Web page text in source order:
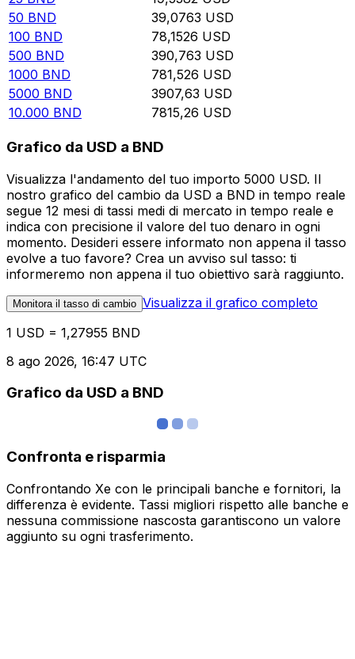
50 BND 39,0763 USD
100 BND 78,1526 USD
500 BND 390,763 USD
1000 BND 781,526 USD
5000 BND 3907,63 USD
10.000 BND 7815,26 USD
Grafico da USD a BND
Visualizza l'andamento del tuo importo 5000 USD. Il
nostro grafico del cambio da USD a BND in tempo reale
segue 12 mesi di tassi medi di mercato in tempo reale e
indica con precisione il valore del tuo denaro in ogni
momento. Desideri essere informato non appena il tasso
evolve a tuo favore? Crea un avviso sul tasso: ti
informeremo non appena il tuo obiettivo sarà raggiunto.
Monitora il tasso di cambio Visualizza il grafico completo
1 USD = 1,27955 BND
8 ago 2026, 16:47 UTC
Grafico da USD a BND
Confronta e risparmia
Confrontando Xe con le principali banche e fornitori, la
differenza è evidente. Tassi migliori rispetto alle banche e
nessuna commissione nascosta garantiscono un valore
aggiunto su ogni trasferimento.